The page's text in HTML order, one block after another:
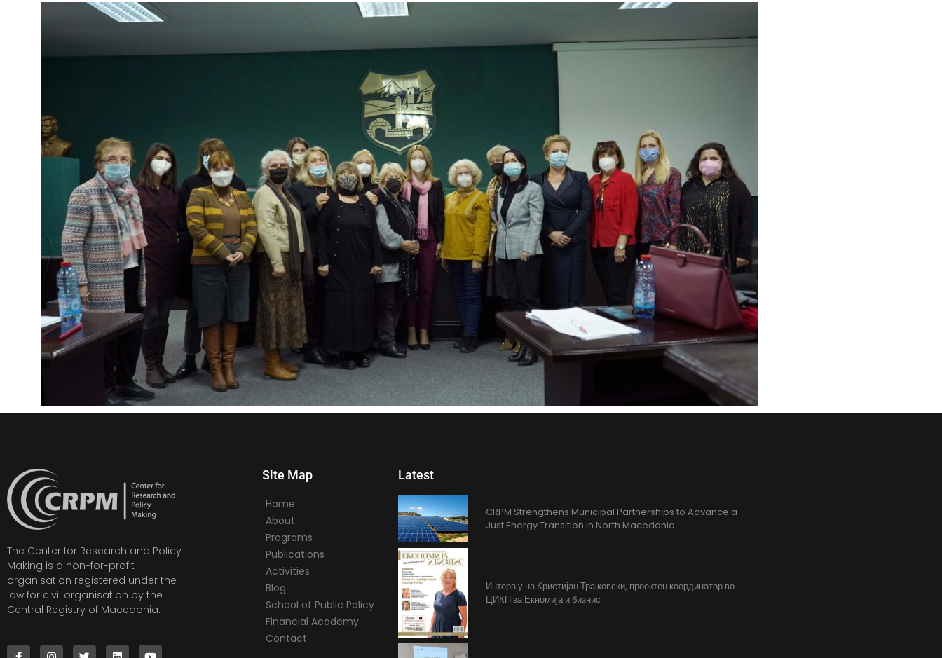
The Center for Research and Policy
Making is a non-for-profit
organisation registered under the
law for civil organisation by the
Central Registry of Macedonia.
Site Map
Home
About
Programs
Publications
Activities
Blog
School of Public Policy
Financial Academy
Contact
Latest
CRPM Strengthens Municipal Partnerships to Advance a
Just Energy Transition in North Macedonia
Интервју на Кристијан Трајковски, проектен координатор во
ЦИКП за Екномија и бизнис